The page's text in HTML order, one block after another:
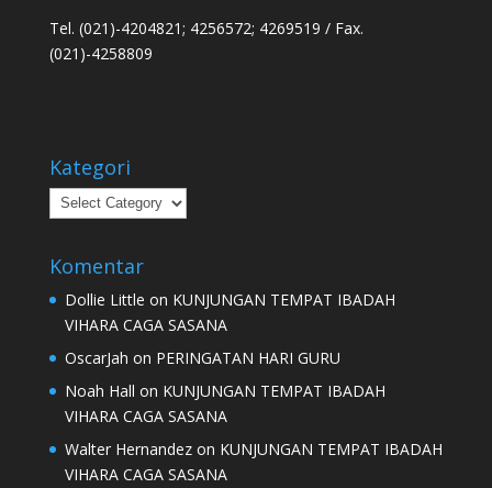
Tel. (021)-4204821; 4256572; 4269519 / Fax.
(021)-4258809
Kategori
Kategori
Komentar
Dollie Little on KUNJUNGAN TEMPAT IBADAH
VIHARA CAGA SASANA
OscarJah on PERINGATAN HARI GURU
Noah Hall on KUNJUNGAN TEMPAT IBADAH
VIHARA CAGA SASANA
Walter Hernandezon KUNJUNGAN TEMPAT IBADAH
VIHARA CAGA SASANA